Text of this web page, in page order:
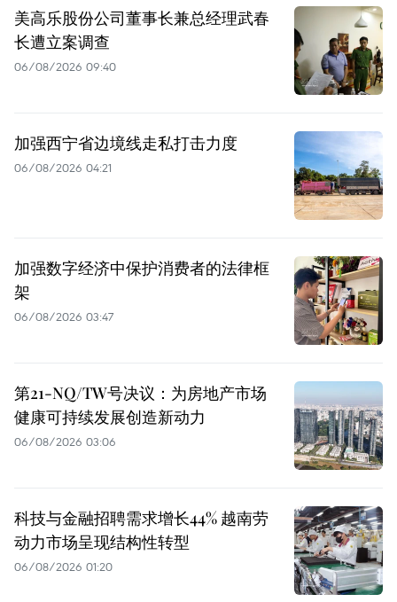
美高乐股份公司董事长兼总经理武春
长遭立案调查
06/08/2026 09:40
加强西宁省边境线走私打击力度
06/08/2026 04:21
加强数字经济中保护消费者的法律框
架
06/08/2026 03:47
第21-NQ/TW号决议：为房地产市场
健康可持续发展创造新动力
06/08/2026 03:06
科技与金融招聘需求增长44% 越南劳
动力市场呈现结构性转型
06/08/2026 01:20